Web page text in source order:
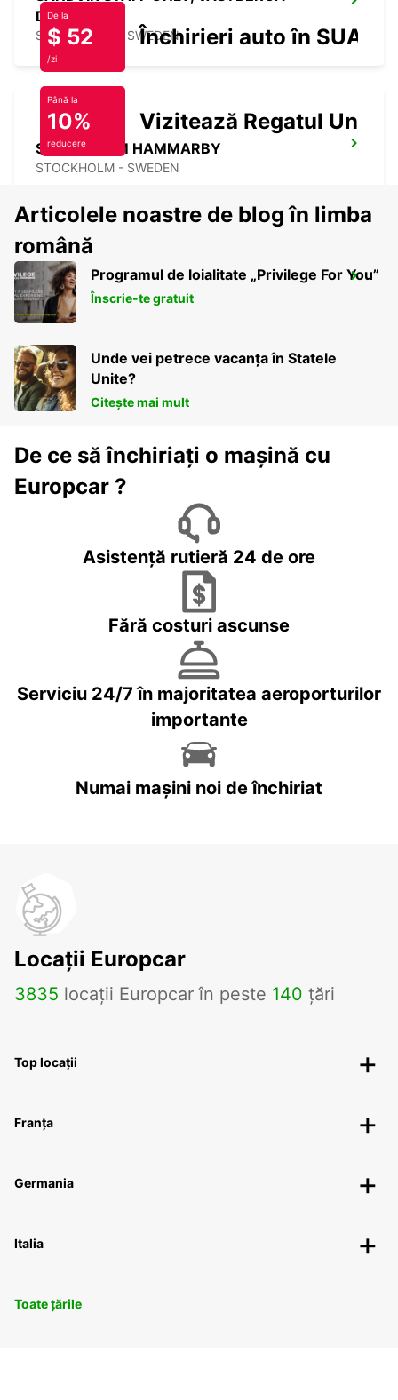
DELIVERY
STOCKHOLM - SWEDEN
STOCKHOLM HAMMARBY
STOCKHOLM - SWEDEN
STOCKHOLM TABY
TABY - SWEDEN
De la
$ 52
/zi
Închirieri auto în SUA
Până la
10%
reducere
Vizitează Regatul Unit
Articolele noastre de blog în limba
română
Programul de loialitate „Privilege For You”
Înscrie-te gratuit
Unde vei petrece vacanța în Statele
Unite?
Citește mai mult
De ce să închiriați o mașină cu
Europcar ?
Asistență rutieră 24 de ore
Fără costuri ascunse
Serviciu 24/7 în majoritatea aeroporturilor
importante
Numai mașini noi de închiriat
Locații Europcar
3835 locații Europcar în peste 140 țări
Top locații
Franța
Germania
Italia
Toate țările